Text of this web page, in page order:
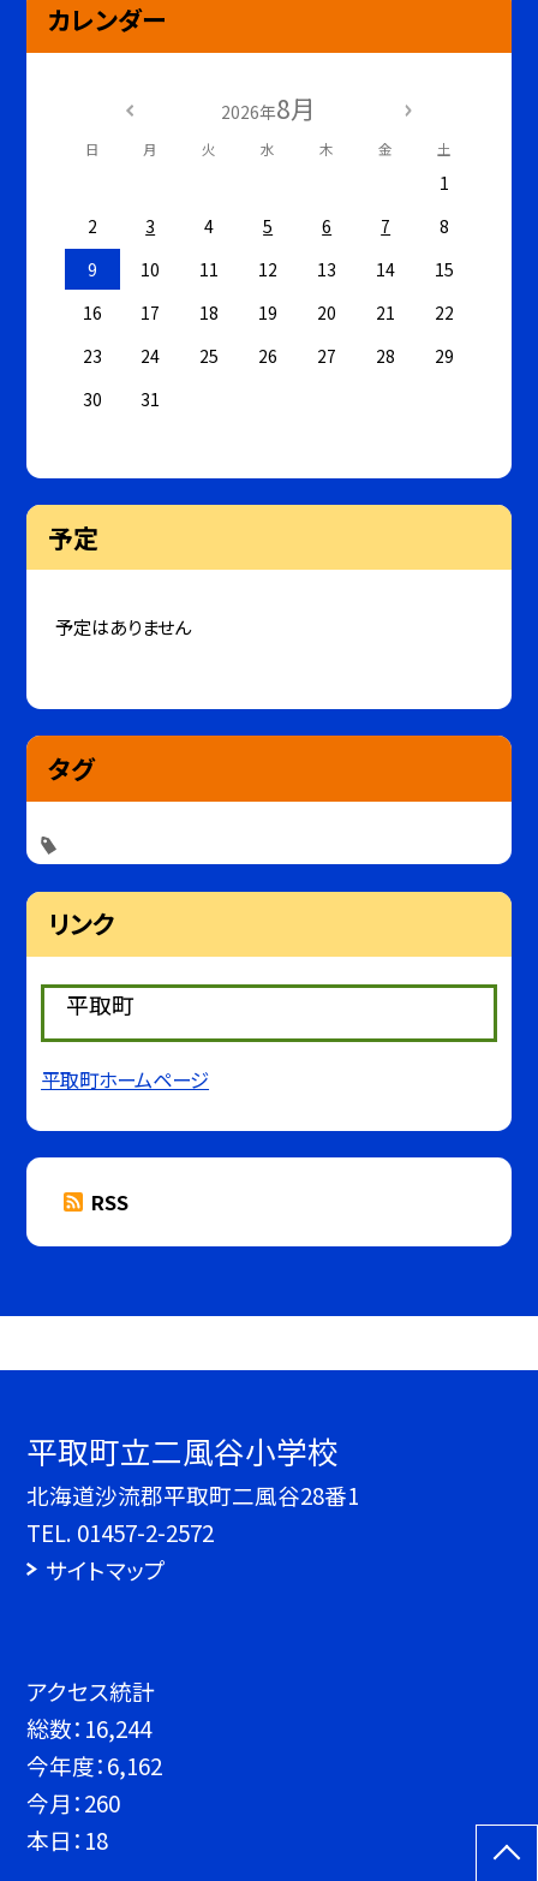
カレンダー
2026年8月
日 月 火 水 木 金 土
1
2
3 4 5 6 7
8
9
10 11 12 13 14
15
16
17 18 19 20 21
22
23
24 25 26 27 28
29
30
31
予定
予定はありません
タグ
リンク
平取町
平取町ホームページ
RSS
平取町立二風谷小学校
北海道沙流郡平取町二風谷28番1
TEL. 01457-2-2572
サイトマップ
アクセス統計
総数： 16,244
今年度：6,162
今月：260
本日： 18